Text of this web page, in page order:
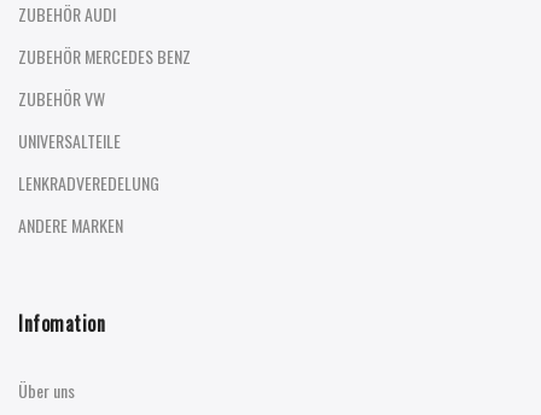
ZUBEHÖR AUDI
ZUBEHÖR MERCEDES BENZ
ZUBEHÖR VW
UNIVERSALTEILE
LENKRADVEREDELUNG
ANDERE MARKEN
Infomation
Über uns